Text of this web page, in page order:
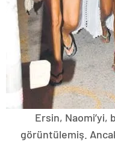
Ersin, Naomi’yi,
görüntülemiş.